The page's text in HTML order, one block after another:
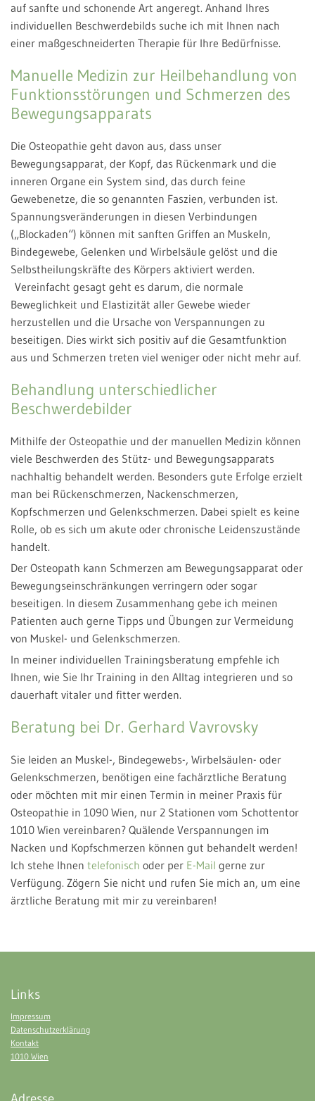
auf sanfte und schonende Art angeregt. Anhand Ihres
individuellen Beschwerdebilds suche ich mit Ihnen nach
einer maßgeschneiderten Therapie für Ihre Bedürfnisse.
Manuelle Medizin zur Heilbehandlung von
Funktionsstörungen und Schmerzen des
Bewegungsapparats
Die Osteopathie geht davon aus, dass unser
Bewegungsapparat, der Kopf, das Rückenmark und die
inneren Organe ein System sind, das durch feine
Gewebenetze, die so genannten Faszien, verbunden ist.
Spannungsveränderungen in diesen Verbindungen
(„Blockaden“) können mit sanften Griffen an Muskeln,
Bindegewebe, Gelenken und Wirbelsäule gelöst und die
Selbstheilungskräfte des Körpers aktiviert werden.
Vereinfacht gesagt geht es darum, die normale
Beweglichkeit und Elastizität aller Gewebe wieder
herzustellen und die Ursache von Verspannungen zu
beseitigen. Dies wirkt sich positiv auf die Gesamtfunktion
aus und Schmerzen treten viel weniger oder nicht mehr auf.
Behandlung unterschiedlicher
Beschwerdebilder
Mithilfe der Osteopathie und der manuellen Medizin können
viele Beschwerden des Stütz- und Bewegungsapparats
nachhaltig behandelt werden. Besonders gute Erfolge erzielt
man bei Rückenschmerzen, Nackenschmerzen,
Kopfschmerzen und Gelenkschmerzen. Dabei spielt es keine
Rolle, ob es sich um akute oder chronische Leidenszustände
handelt.
Der Osteopath kann Schmerzen am Bewegungsapparat oder
Bewegungseinschränkungen verringern oder sogar
beseitigen. In diesem Zusammenhang gebe ich meinen
Patienten auch gerne Tipps und Übungen zur Vermeidung
von Muskel- und Gelenkschmerzen.
In meiner individuellen Trainingsberatung empfehle ich
Ihnen, wie Sie Ihr Training in den Alltag integrieren und so
dauerhaft vitaler und fitter werden.
Beratung bei Dr. Gerhard Vavrovsky
Sie leiden an Muskel-, Bindegewebs-, Wirbelsäulen- oder
Gelenkschmerzen, benötigen eine fachärztliche Beratung
oder möchten mit mir einen Termin in meiner Praxis für
Osteopathie in 1090 Wien, nur 2 Stationen vom Schottentor
1010 Wien vereinbaren? Quälende Verspannungen im
Nacken und Kopfschmerzen können gut behandelt werden!
Ich stehe Ihnen telefonisch oder per E-Mail gerne zur
Verfügung. Zögern Sie nicht und rufen Sie mich an, um eine
ärztliche Beratung mit mir zu vereinbaren!
Links
Impressum
Datenschutzerklärung
Kontakt
1010 Wien